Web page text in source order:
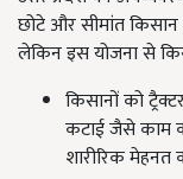
छोटे और सीमांत
लेकिन इस योजना से
किसानों को
कटाई जैसे काम
शारीरिक